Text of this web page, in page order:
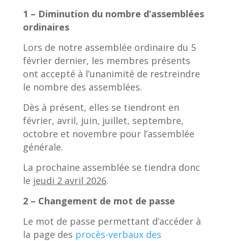
1 – Diminution du nombre d’assemblées
ordinaires
Lors de notre assemblée ordinaire du 5
février dernier, les membres présents
ont accepté à l’unanimité de restreindre
le nombre des assemblées.
Dès à présent, elles se tiendront en
février, avril, juin, juillet, septembre,
octobre et novembre pour l’assemblée
générale.
La prochaine assemblée se tiendra donc
le jeudi 2 avril 2026.
2 – Changement de mot de passe
Le mot de passe permettant d’accéder à
la page des procès-verbaux des